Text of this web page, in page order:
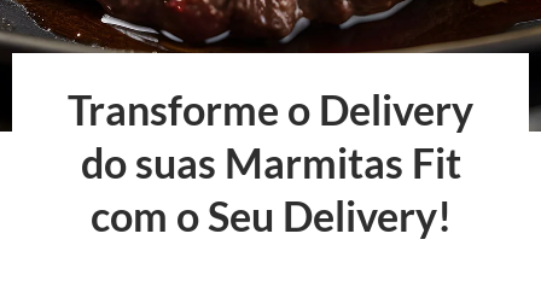
Transforme o Delivery
do suas Marmitas Fit
com o Seu Delivery!